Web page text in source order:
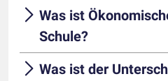
Was ist
Schule?
Was ist der